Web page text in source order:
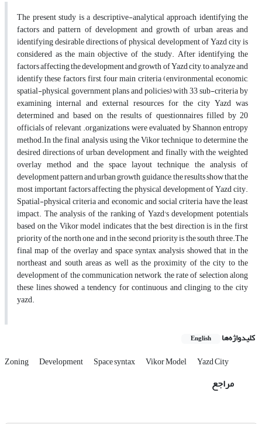
The present study is a descriptive-analytical approach identifying the
factors and pattern of development and growth of urban areas and
identifying desirable directions of physical development of Yazd city is
considered as the main objective of the study. After identifying the
factors affecting the development and growth of Yazd city, to analyze and
identify these factors, first, four main criteria (environmental, economic,
spatial-physical, government plans and policies) with 33 sub-criteria by
examining internal and external resources for the city Yazd was
determined and based on the results of questionnaires filled by 20
officials of relevant .organizations, were evaluated by Shannon entropy
method.In the final analysis, using the Vikor technique to determine the
desired directions of urban development, and finally with the weighted
overlay method and the space layout technique, the analysis of
development pattern and urban growth guidance, the results show that the
most important factors affecting the physical development of Yazd city.
Spatial-physical criteria and economic and social criteria have the least
impact. The analysis of the ranking of Yazd's development potentials
based on the Vikor model indicates that the best direction is in the first
priority of the north one and in the second priority is the south three.The
final map of the overlay and space syntax analysis showed that in the
northeast and south areas as well as the proximity of the city to the
development of the communication network, the rate of selection along
these lines showed a tendency for continuous and clinging to the city
yazd.
کلیدواژه‌ها English
Zoning Development Space syntax Vikor Model Yazd City
مراجع